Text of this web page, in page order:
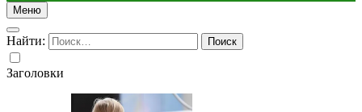
Меню
Найти:
Заголовки